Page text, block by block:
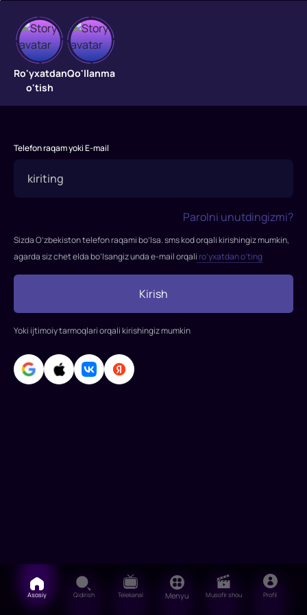
Donishmand
shogird
"Uddaburon
o'zbek
ertaklariga
multfilm
bo'lib,
shogirdning
sarguzashtlari
hikoya
qilinadi.
Ro'yxatdan
o'tish
Qo'llanma
Telefon raqam yoki E-mail
Parolni unutdingizmi?
Sizda O’zbekiston telefon raqami bo’lsa. sms kod orqali kirishingiz mumkin,
agarda siz chet elda bo’lsangiz unda e-mail orqali ro’yxatdan o’ting
Kirish
Yoki ijtimoiy tarmoqlari orqali kirishingiz mumkin
Asosiy Qidirish Telekanal Menyu Musofir shou Profil